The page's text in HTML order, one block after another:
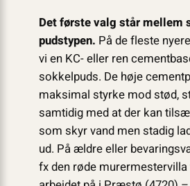
Det første valg står mellem
pudstypen. På de fleste
vi en KC- eller ren
sokkelpuds. De høje
maksimal styrke mod stød,
samtidig med at der kan
som skyr vand men stadig
ud. På ældre eller
fx den røde